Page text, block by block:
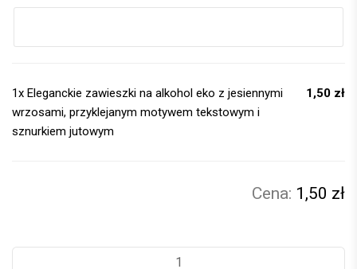
1x Eleganckie zawieszki na alkohol eko z jesiennymi
wrzosami, przyklejanym motywem tekstowym i
sznurkiem jutowym
1,50 zł
1,50 zł